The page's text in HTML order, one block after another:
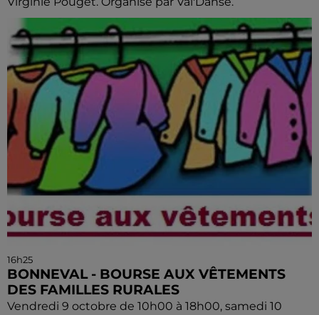
16h25
BONNEVAL - BOURSE AUX VÊTEMENTS
DES FAMILLES RURALES
Vendredi 9 octobre de 10h00 à 18h00, samedi 10